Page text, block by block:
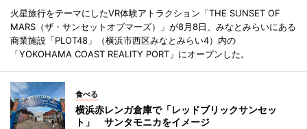
火星旅行をテーマにしたVR体験アトラクション「THE SUNSET OF
MARS（ザ・サンセットオブマーズ）」が8月8日、みなとみらいにある
商業施設「PLOT48」（横浜市西区みなとみらい4）内の
「YOKOHAMA COAST REALITY PORT」にオープンした。
食べる
横浜赤レンガ倉庫で「レッドブリックサンセッ
ト」 サンタモニカをイメージ